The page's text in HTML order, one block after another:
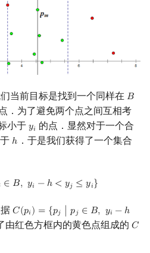
Powerful Number 筛
洲阁筛
类欧几里德算法
Stern–Brocot 树与 Farey
们当前目标是找到一个同样在 𝐵
B
．为了避免两个点之间互相考
小于 𝑦𝑖
yi 的点．显然对于一个合
ℎ
h ．于是我们获得了一个集合
∈ 𝐵, 𝑦𝑖 − ℎ < 𝑦𝑗 ≤ 𝑦𝑖}
pj ∈B y −h < yj≤ yi}
据𝐶(𝑝𝑖) = {𝑝𝑗 ∣ 𝑝𝑗 ∈ 𝐵, 𝑦𝑖 − ℎ
C(pi)= {p j | p ∈B y i−h <yj ≤y i}
由红色方框内的黄色点组成的𝐶
C